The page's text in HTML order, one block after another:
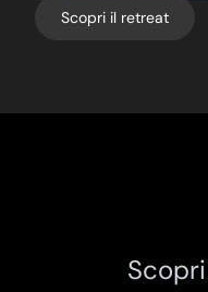
Scopri il retreat